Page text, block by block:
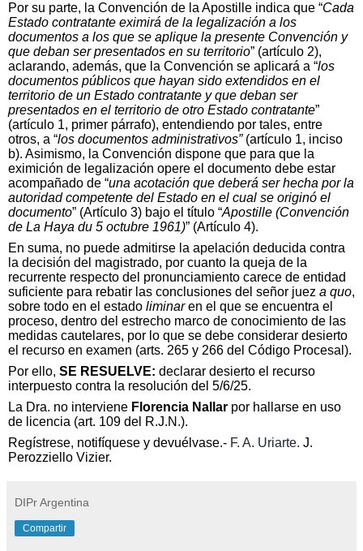
Por su parte, la Convención de la Apostille indica que “Cada
Estado contratante eximirá de la legalización a los
documentos a los que se aplique la presente Convención y
que deban ser presentados en su territorio” (artículo 2),
aclarando, además, que la Convención se aplicará a “los
documentos públicos que hayan sido extendidos en el
territorio de un Estado contratante y que deban ser
presentados en el territorio de otro Estado contratante”
(artículo 1, primer párrafo), entendiendo por tales, entre
otros, a “los documentos administrativos” (artículo 1, inciso
b). Asimismo, la Convención dispone que para que la
eximición de legalización opere el documento debe estar
acompañado de “una acotación que deberá ser hecha por la
autoridad competente del Estado en el cual se originó el
documento” (Artículo 3) bajo el título “Apostille (Convención
de La Haya du 5 octubre 1961)” (Artículo 4).
En suma, no puede admitirse la apelación deducida contra
la decisión del magistrado, por cuanto la queja de la
recurrente respecto del pronunciamiento carece de entidad
suficiente para rebatir las conclusiones del señor juez a quo,
sobre todo en el estado liminaren el que se encuentra el
proceso, dentro del estrecho marco de conocimiento de las
medidas cautelares, por lo que se debe considerar desierto
el recurso en examen (arts. 265 y 266 del Código Procesal).
Por ello, SE RESUELVE: declarar desierto el recurso
interpuesto contra la resolución del 5/6/25.
La Dra. no interviene Florencia Nallar por hallarse en uso
de licencia (art. 109 del R.J.N.).
Regístrese, notifíquese y devuélvase.- F. A. Uriarte. J.
Perozziello Vizier.
DIPr Argentina
Compartir